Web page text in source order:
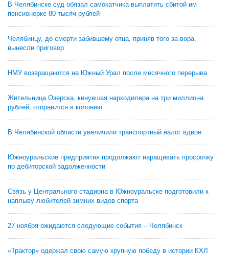
В Челябинске суд обязал самокатчика выплатить сбитой им
пенсионерке 80 тысяч рублей
Челябинцу, до смерти забившему отца, приняв того за вора,
вынесли приговор
НМУ возвращаются на Южный Урал после месячного перерыва
Жительница Озерска, кинувшая наркодилера на три миллиона
рублей, отправится в колонию
В Челябинской области увеличили транспортный налог вдвое
Южноуральские предприятия продолжают наращивать просрочку
по дебиторской задолженности
Связь у Центрального стадиона в Южноуральске подготовили к
наплыву любителей зимних видов спорта
27 ноября ожидаются следующие события – Челябинск
«Трактор» одержал свою самую крупную победу в истории КХЛ